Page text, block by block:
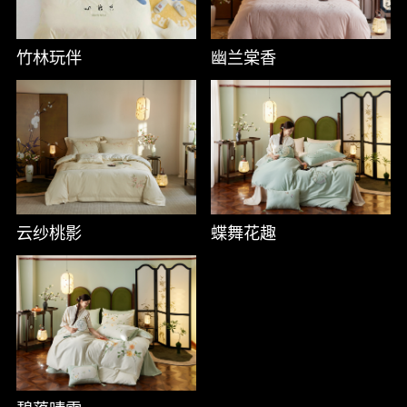
凉席/
竹林玩伴 幽兰棠香
云纱桃影 蝶舞花趣